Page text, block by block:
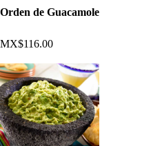
Orden de Guacamole
MX$116.00